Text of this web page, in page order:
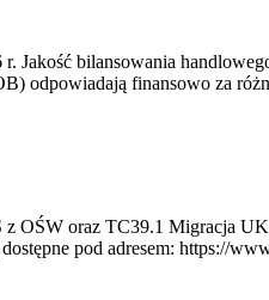
bilansowania
odpowiadają finansowo za
OŚW oraz TC39.1 Migracja
pod adresem: https://